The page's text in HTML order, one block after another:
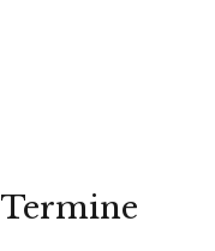
Termine